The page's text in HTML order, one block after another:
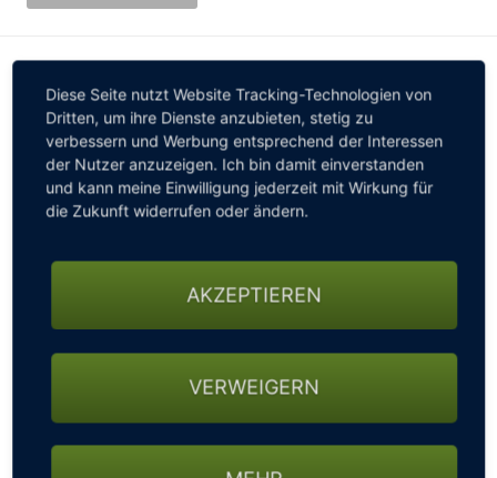
Golf-Profi einiges zu bieten. Wir wünschen Ihnen ein
Marhördt.
Bildergalerie
Diese Seite nutzt Website Tracking-Technologien von
Dritten, um ihre Dienste anzubieten, stetig zu
verbessern und Werbung entsprechend der Interessen
der Nutzer anzuzeigen. Ich bin damit einverstanden
und kann meine Einwilligung jederzeit mit Wirkung für
die Zukunft widerrufen oder ändern.
AKZEPTIEREN
VERWEIGERN